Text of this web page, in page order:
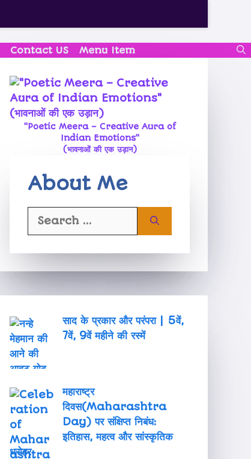
Contact US Menu Item
"Poetic Meera – Creative Aura of
Indian Emotions"
(भावनाओं की एक उड़ान)
About Me
साद के प्रकार और परंपरा | 5वें,
7वें, 9वें महीने की रस्में
महाराष्ट्र
दिवस(Maharashtra
Day) पर संक्षिप्त निबंध:
इतिहास, महत्व और सांस्कृतिक
धरोहर